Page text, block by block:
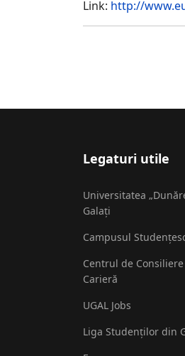
Link: http://
Legaturi utile
Universitatea
Galați
Campusul
Centrul de
Carieră
UGAL Jobs
Liga Studenților din